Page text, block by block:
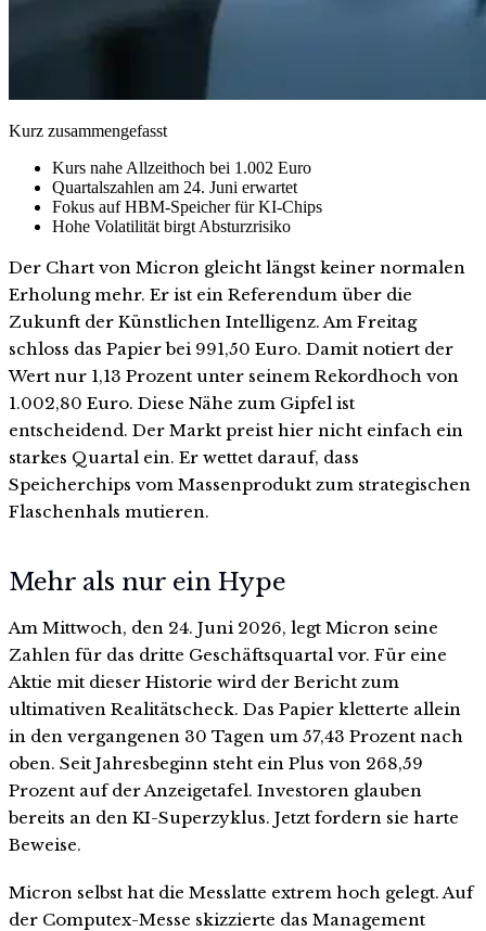
Kurz zusammengefasst
Kurs nahe Allzeithoch bei 1.002 Euro
Quartalszahlen am 24. Juni erwartet
Fokus auf HBM-Speicher für KI-Chips
Hohe Volatilität birgt Absturzrisiko
Der Chart von Micron gleicht längst keiner normalen
Erholung mehr. Er ist ein Referendum über die
Zukunft der Künstlichen Intelligenz. Am Freitag
schloss das Papier bei 991,50 Euro. Damit notiert der
Wert nur 1,13 Prozent unter seinem Rekordhoch von
1.002,80 Euro. Diese Nähe zum Gipfel ist
entscheidend. Der Markt preist hier nicht einfach ein
starkes Quartal ein. Er wettet darauf, dass
Speicherchips vom Massenprodukt zum strategischen
Flaschenhals mutieren.
Mehr als nur ein Hype
Am Mittwoch, den 24. Juni 2026, legt Micron seine
Zahlen für das dritte Geschäftsquartal vor. Für eine
Aktie mit dieser Historie wird der Bericht zum
ultimativen Realitätscheck. Das Papier kletterte allein
in den vergangenen 30 Tagen um 57,43 Prozent nach
oben. Seit Jahresbeginn steht ein Plus von 268,59
Prozent auf der Anzeigetafel. Investoren glauben
bereits an den KI-Superzyklus. Jetzt fordern sie harte
Beweise.
Micron selbst hat die Messlatte extrem hoch gelegt. Auf
der Computex-Messe skizzierte das Management